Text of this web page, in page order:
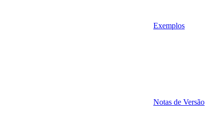
Exemplos
Notas de Versão